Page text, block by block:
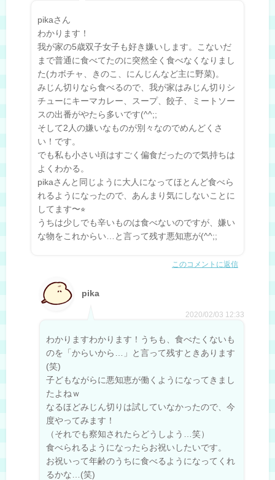
pikaさん
わかります！
我が家の5歳双子女子も好き嫌いします。こないだ
まで普通に食べてたのに突然全く食べなくなりまし
た(カボチャ、きのこ、にんじんなど主に野菜)。
みじん切りなら食べるので、我が家はみじん切りシ
チューにキーマカレー、スープ、餃子、ミートソー
スの出番がやたら多いです(^^;;
そして2人の嫌いなものが別々なのでめんどくさ
い！です。
でも私も小さい頃はすごく偏食だったので気持ちは
よくわかる。
pikaさんと同じように大人になってほとんど食べら
れるようになったので、あんまり気にしないことに
してます〜⭐︎
うちは少しでも辛いものは食べないのですが、嫌い
な物をこれからい…と言って残す悪知恵が(^^;;
このコメントに返信
pika
2020/02/03 12:33
わかりますわかります！うちも、食べたくないも
のを「からいから…」と言って残すときあります
(笑)
子どもながらに悪知恵が働くようになってきまし
たよねｗ
なるほどみじん切りは試していなかったので、今
度やってみます！
（それでも察知されたらどうしよう…笑）
食べられるようになったらお祝いしたいです。
お祝いって年齢のうちに食べるようになってくれ
るかな…(笑)